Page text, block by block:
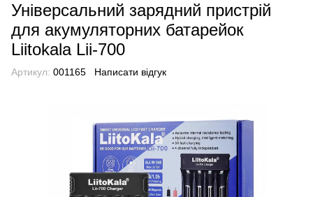
Універсальний зарядний пристрій
для акумуляторних батарейок
Liitokala Lii-700
Артикул: 001165 Написати відгук